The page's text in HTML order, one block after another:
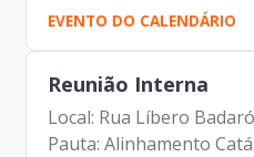
Informação
Mateus Dias Marçal
EVENTO DO CALENDÁRIO
Reunião Interna
Local: Rua Líbero
Pauta: Alinhamento